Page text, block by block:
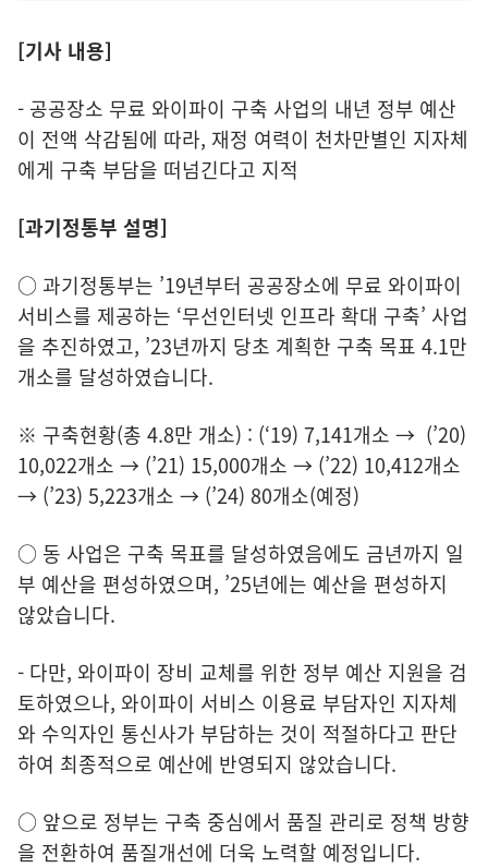
[기사 내용]
- 공공장소 무료 와이파이 구축 사업의 내년 정부 예산
이 전액 삭감됨에 따라, 재정 여력이 천차만별인 지자체
에게 구축 부담을 떠넘긴다고 지적
[과기정통부 설명]
○ 과기정통부는 ’19년부터 공공장소에 무료 와이파이
서비스를 제공하는 ‘무선인터넷 인프라 확대 구축’ 사업
을 추진하였고, ’23년까지 당초 계획한 구축 목표 4.1만
개소를 달성하였습니다.
※ 구축현황(총 4.8만 개소) : (‘19) 7,141개소 → (’20)
10,022개소 → (’21) 15,000개소 → (’22) 10,412개소
→ (’23) 5,223개소 → (’24) 80개소(예정)
○ 동 사업은 구축 목표를 달성하였음에도 금년까지 일
부 예산을 편성하였으며, ’25년에는 예산을 편성하지
않았습니다.
- 다만, 와이파이 장비 교체를 위한 정부 예산 지원을 검
토하였으나, 와이파이 서비스 이용료 부담자인 지자체
와 수익자인 통신사가 부담하는 것이 적절하다고 판단
하여 최종적으로 예산에 반영되지 않았습니다.
○ 앞으로 정부는 구축 중심에서 품질 관리로 정책 방향
을 전환하여 품질개선에 더욱 노력할 예정입니다.